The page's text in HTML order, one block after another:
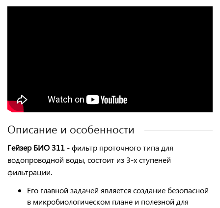
Описание и особенности
Гейзер БИО 311 - фильтр проточного типа для
водопроводной воды, состоит из 3-х ступеней
фильтрации.
Его главной задачей является создание безопасной
в микробиологическом плане и полезной для